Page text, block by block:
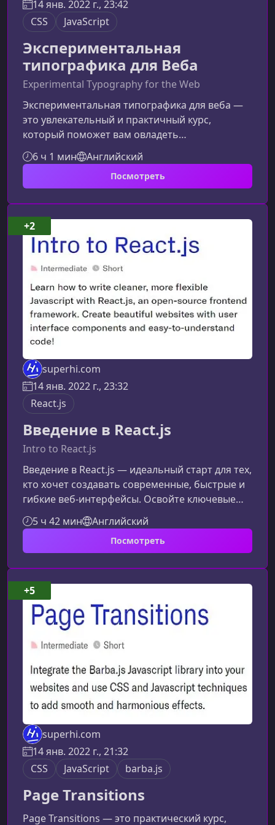
14 янв. 2022 г., 23:42
CSS
JavaScript
Экспериментальная
типографика для Веба
Experimental Typography for the Web
Экспериментальная типографика для веба —
это увлекательный и практичный курс,
который поможет вам овладеть
современными техниками анимации,
вариативных шрифтов и творческого
программирования с помощью P5.js. Что
созданию экспериментальной и кинетической
типографики для веба. Вы научитесь работать
с вариативными шрифтами, анимировать их с
помощью CSS и JavaScript, а также создавать
интерактивные визуальные прое
6 ч 1 мин Английский
Посмотреть
superhi.com
14 янв. 2022 г., 23:32
React.js
Введение в React.js
Intro to React.js
Введение в React.js — идеальный старт для тех,
кто хочет создавать современные, быстрые и
гибкие веб‑интерфейсы. Освойте ключевые
принципы компонентного подхода, работайте
с хуками и стройте динамичные приложения,
которые легко поддерживать и развивать.Что
практику и помогает разобраться в том, как
работает одна из самых популярных
JavaScript‑библиотек для разработки
интерфейсов. React активно использует
5 ч 42 мин Английский
Посмотреть
+2
superhi.com
14 янв. 2022 г., 21:32
CSS
JavaScript barba.js
Page Transitions
Page Transitions — это практический курс,
+5